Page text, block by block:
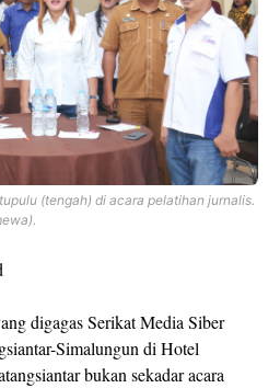
(tengah) di acara pelatihan jurnalis.
digagas Serikat Media Siber
Simalungun di Hotel
bukan sekadar acara